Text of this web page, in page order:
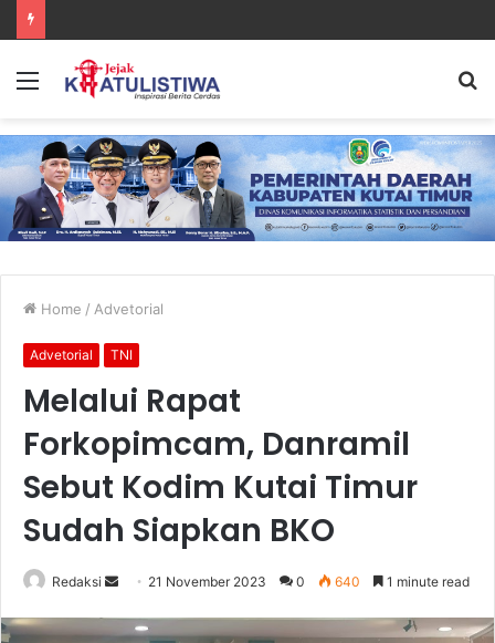
Menu
Home / Advetorial
Advetorial TNI
Melalui Rapat
Forkopimcam, Danramil
Sebut Kodim Kutai Timur
Sudah Siapkan BKO
Redaksi
Send
email
21 November 2023 0 640 1 minute read